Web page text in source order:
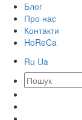
Блог
Про нас
Контакти
HoReCa
Ru Ua